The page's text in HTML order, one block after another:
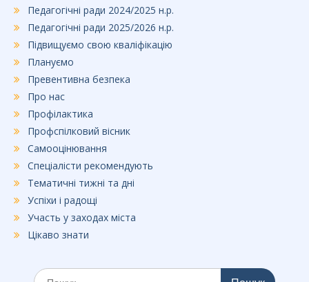
Педагогічні ради 2024/2025 н.р.
Педагогічні ради 2025/2026 н.р.
Підвищуємо свою кваліфікацію
Плануємо
Превентивна безпека
Про нас
Профілактика
Профспілковий вісник
Самооцінювання
Спеціалісти рекомендують
Тематичні тижні та дні
Успіхи і радощі
Участь у заходах міста
Цікаво знати
Шукати: